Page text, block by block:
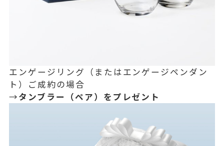
エンゲージリング（またはエンゲージペンダン
ト）ご成約の場合
→タンブラー（ペア）をプレゼント